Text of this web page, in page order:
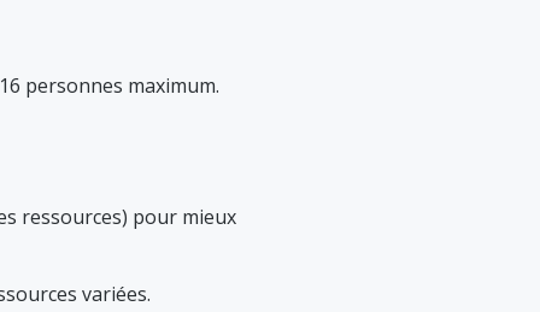
personnes maximum.
ressources) pour mieux
variées.